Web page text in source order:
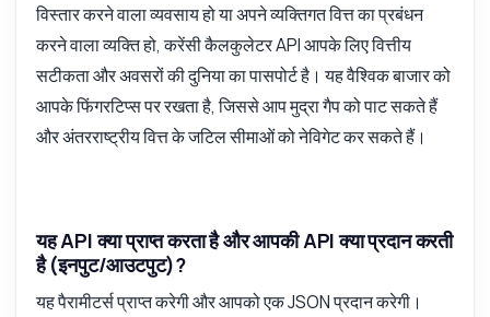
विस्तार करने वाला व्यवसाय हो या अपने व्यक्तिगत वित्त का प्रबंधन
करने वाला व्यक्ति हो, करेंसी कैलकुलेटर API आपके लिए वित्तीय
सटीकता और अवसरों की दुनिया का पासपोर्ट है। यह वैश्विक बाजार को
आपके फिंगरटिप्स पर रखता है, जिससे आप मुद्रा गैप को पाट सकते हैं
और अंतरराष्ट्रीय वित्त के जटिल सीमाओं को नेविगेट कर सकते हैं।
यह API क्या प्राप्त करता है और आपकी API क्या प्रदान करती
है (इनपुट/आउटपुट)?
यह पैरामीटर्स प्राप्त करेगी और आपको एक JSON प्रदान करेगी।